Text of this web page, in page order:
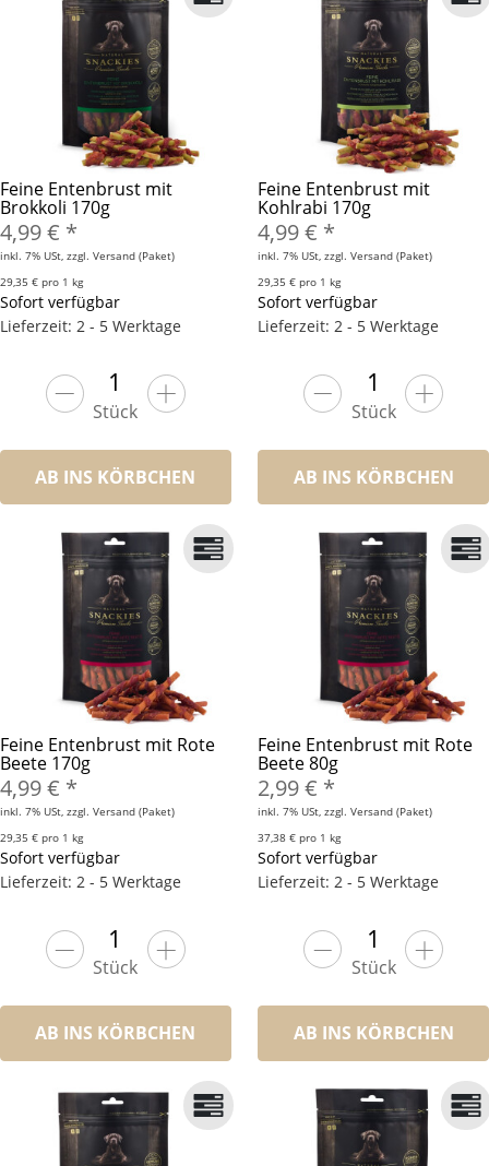
Feine Entenbrust mit
Brokkoli 170g
4,99 € *
inkl. 7% USt, zzgl. Versand (Paket)
29,35 € pro 1 kg
Sofort verfügbar
Lieferzeit: 2 - 5 Werktage
Stück
AB INS KÖRBCHEN
Feine Entenbrust mit
Kohlrabi 170g
4,99 € *
inkl. 7% USt, zzgl. Versand (Paket)
29,35 € pro 1 kg
Sofort verfügbar
Lieferzeit: 2 - 5 Werktage
Stück
AB INS KÖRBCHEN
Feine Entenbrust mit Rote
Beete 170g
4,99 € *
inkl. 7% USt, zzgl. Versand (Paket)
29,35 € pro 1 kg
Sofort verfügbar
Lieferzeit: 2 - 5 Werktage
Stück
AB INS KÖRBCHEN
Feine Entenbrust mit Rote
Beete 80g
2,99 € *
inkl. 7% USt, zzgl. Versand (Paket)
37,38 € pro 1 kg
Sofort verfügbar
Lieferzeit: 2 - 5 Werktage
Stück
AB INS KÖRBCHEN